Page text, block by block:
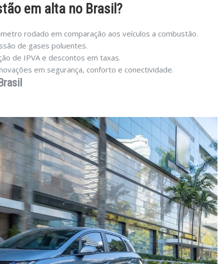
em alta no Brasil?
rodado em comparação aos veículos a combustão.
de gases poluentes.
de IPVA e descontos em taxas.
em segurança, conforto e conectividade.